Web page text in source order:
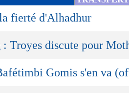
fierté d'Alhadhur
: Troyes discute pour
Gomis s'en va